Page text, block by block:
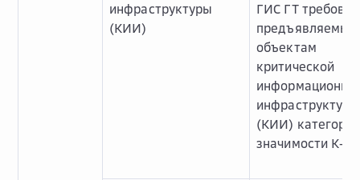
инфраструктуры
(КИИ)
ГИС ГТ
объектам
критической
инфраструктуры
(КИИ) категории
значимости К-1